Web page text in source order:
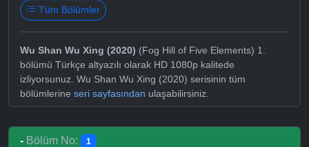
Tüm Bölümler
Wu Shan Wu Xing (2020) (Fog Hill of Five Elements) 1.
bölümü Türkçe altyazılı olarak HD 1080p kalitede
izliyorsunuz. Wu Shan Wu Xing (2020) serisinin tüm
bölümlerine seri sayfasından ulaşabilirsiniz.
- Bölüm No: 1